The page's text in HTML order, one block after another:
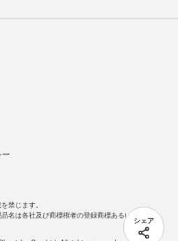
シェア
禁じます。
名は各社及び商標権者の登録商標あるいは商標で